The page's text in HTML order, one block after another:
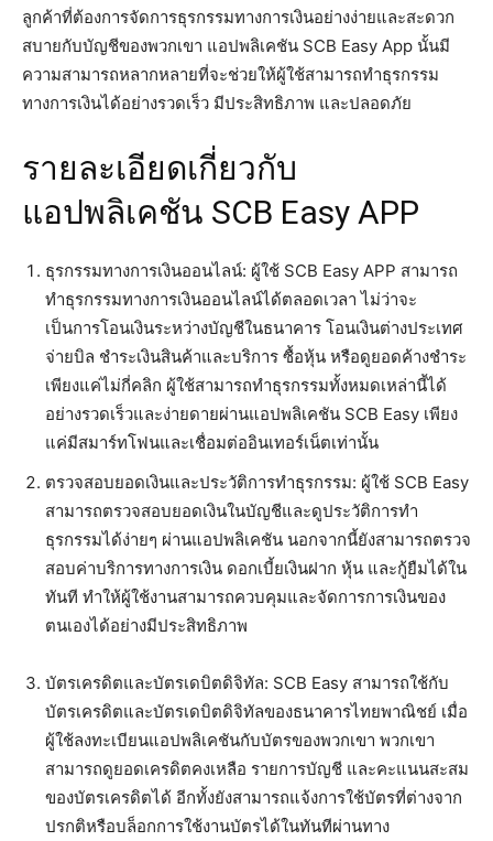
ลูกค้าที่ต้องการจัดการธุรกรรมทางการเงินอย่างง่ายและสะดวก
สบายกับบัญชีของพวกเขา แอปพลิเคชัน SCB Easy App นั้นมี
ความสามารถหลากหลายที่จะช่วยให้ผู้ใช้สามารถทำธุรกรรม
ทางการเงินได้อย่างรวดเร็ว มีประสิทธิภาพ และปลอดภัย
รายละเอียดเกี่ยวกับ
แอปพลิเคชัน SCB Easy APP
ธุรกรรมทางการเงินออนไลน์: ผู้ใช้ SCB Easy APP สามารถ
ทำธุรกรรมทางการเงินออนไลน์ได้ตลอดเวลา ไม่ว่าจะ
เป็นการโอนเงินระหว่างบัญชีในธนาคาร โอนเงินต่างประเทศ
จ่ายบิล ชำระเงินสินค้าและบริการ ซื้อหุ้น หรือดูยอดค้างชำระ
เพียงแค่ไม่กี่คลิก ผู้ใช้สามารถทำธุรกรรมทั้งหมดเหล่านี้ได้
อย่างรวดเร็วและง่ายดายผ่านแอปพลิเคชัน SCB Easy เพียง
แค่มีสมาร์ทโฟนและเชื่อมต่ออินเทอร์เน็ตเท่านั้น
ตรวจสอบยอดเงินและประวัติการทำธุรกรรม: ผู้ใช้ SCB Easy
สามารถตรวจสอบยอดเงินในบัญชีและดูประวัติการทำ
ธุรกรรมได้ง่ายๆ ผ่านแอปพลิเคชัน นอกจากนี้ยังสามารถตรวจ
สอบค่าบริการทางการเงิน ดอกเบี้ยเงินฝาก หุ้น และกู้ยืมได้ใน
ทันที ทำให้ผู้ใช้งานสามารถควบคุมและจัดการการเงินของ
ตนเองได้อย่างมีประสิทธิภาพ
บัตรเครดิตและบัตรเดบิตดิจิทัล: SCB Easy สามารถใช้กับ
บัตรเครดิตและบัตรเดบิตดิจิทัลของธนาคารไทยพาณิชย์ เมื่อ
ผู้ใช้ลงทะเบียนแอปพลิเคชันกับบัตรของพวกเขา พวกเขา
สามารถดูยอดเครดิตคงเหลือ รายการบัญชี และคะแนนสะสม
ของบัตรเครดิตได้ อีกทั้งยังสามารถแจ้งการใช้บัตรที่ต่างจาก
ปรกติหรือบล็อกการใช้งานบัตรได้ในทันทีผ่านทาง